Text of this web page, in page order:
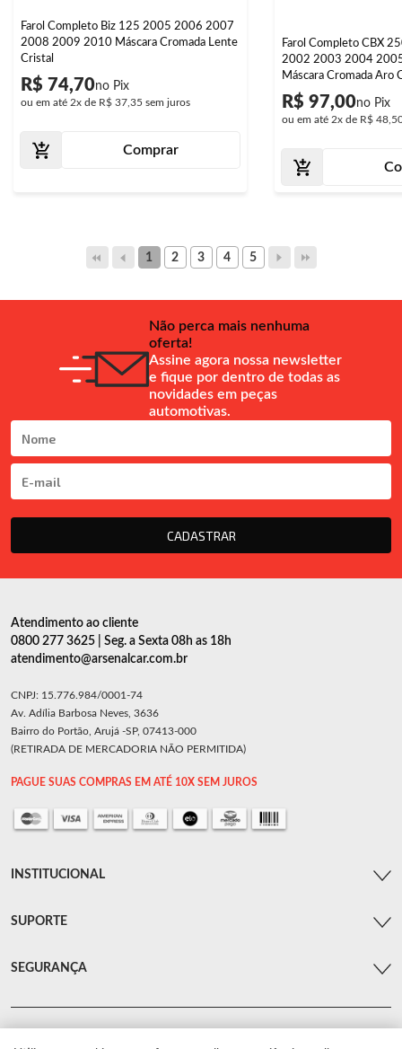
Farol Completo Biz 125 2005 2006 2007
2008 2009 2010 Máscara Cromada Lente
Cristal
R$ 74,70
ou em até 2x de R$ 37,35 sem juros
Comprar
Farol Completo CBX
2002 2003 2004
Máscara Cromada Aro
R$ 97,00
ou em até 2x de R$
1 2 3 4 5
Não perca mais nenhuma
oferta!
Assine agora nossa newsletter
e fique por dentro de todas as
novidades em peças
automotivas.
CADASTRAR
Atendimento ao cliente
0800 277 3625 | Seg. a Sexta 08h as 18h
atendimento@arsenalcar.com.br
CNPJ: 15.776.984/0001-74
Av. Adília Barbosa Neves, 3636
Bairro do Portão, Arujá -SP, 07413-000
(RETIRADA DE MERCADORIA NÃO PERMITIDA)
PAGUE SUAS COMPRAS EM ATÉ 10X SEM JUROS
INSTITUCIONAL
SUPORTE
SEGURANÇA